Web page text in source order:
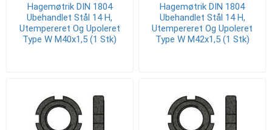
Hagemøtrik DIN 1804
Ubehandlet Stål 14 H,
Utempereret Og Upoleret
Type W M40x1,5 (1 Stk)
Hagemøtrik DIN 1804
Ubehandlet Stål 14 H,
Utempereret Og Upoleret
Type W M42x1,5 (1 Stk)